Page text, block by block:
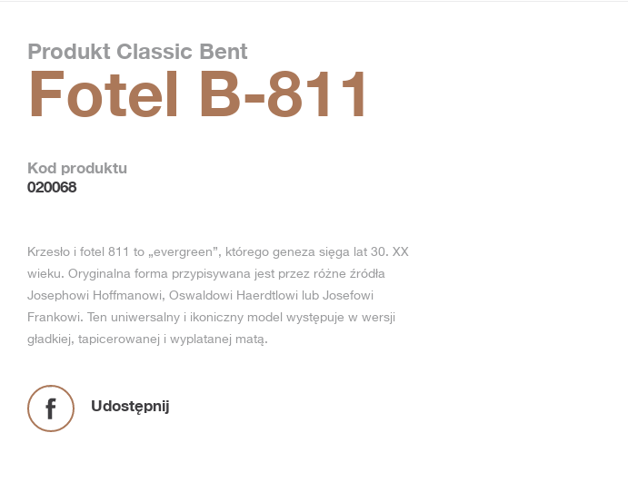
Produkt Classic Bent
Fotel B-811
Kod produktu
020068
Krzesło i fotel 811 to „evergreen”, którego geneza sięga lat 30. XX
wieku. Oryginalna forma przypisywana jest przez różne źródła
Josephowi Hoffmanowi, Oswaldowi Haerdtlowi lub Josefowi
Frankowi. Ten uniwersalny i ikoniczny model występuje w wersji
gładkiej, tapicerowanej i wyplatanej matą.
Udostępnij